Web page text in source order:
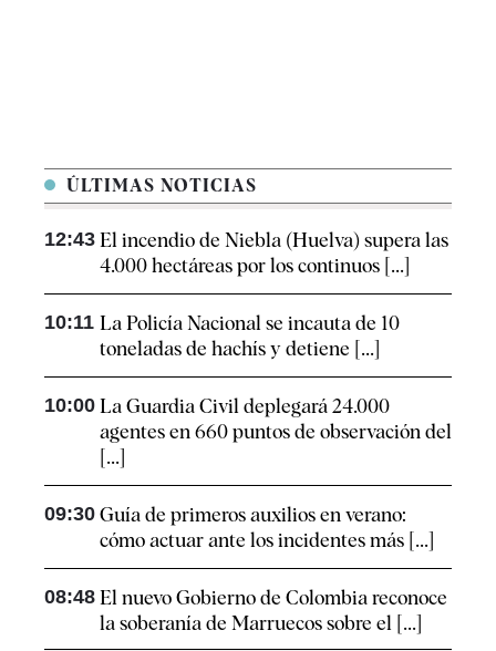
ÚLTIMAS NOTICIAS
12:43 El incendio de Niebla (Huelva) supera las
4.000 hectáreas por los continuos [...]
10:11 La Policía Nacional se incauta de 10
toneladas de hachís y detiene [...]
10:00 La Guardia Civil deplegará 24.000
agentes en 660 puntos de observación del
[...]
09:30 Guía de primeros auxilios en verano:
cómo actuar ante los incidentes más [...]
08:48 El nuevo Gobierno de Colombia reconoce
la soberanía de Marruecos sobre el [...]